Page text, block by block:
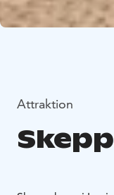
Attraktion